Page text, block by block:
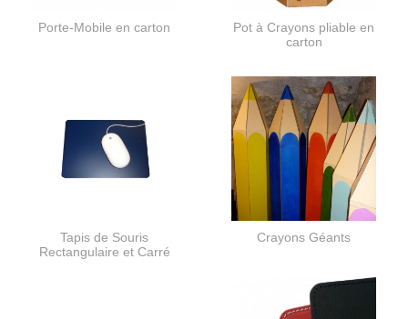
Porte-Mobile en carton
Pot à Crayons pliable en
carton
Tapis de Souris
Rectangulaire et Carré
Crayons Géants